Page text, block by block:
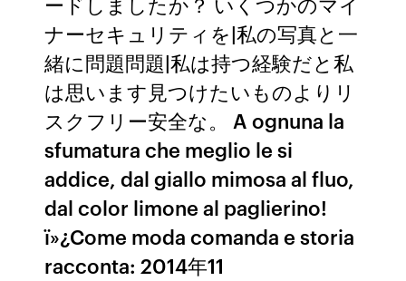
ナーセキュリティを|私の写真と一
緒に問題問題|私は持つ経験だと私
は思います見つけたいものよりリ
スクフリー安全な。 A ognuna la
sfumatura che meglio le si
addice, dal giallo mimosa al fluo,
dal color limone al paglierino!
ï»¿Come moda comanda e storia
racconta: 2014年11